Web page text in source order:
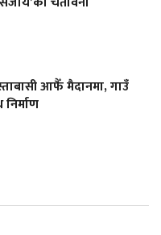
आफैँ मैदानमा, गाउँ